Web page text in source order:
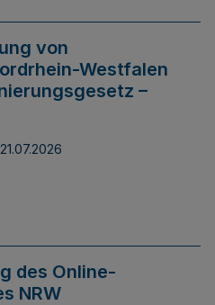
von
Westfalen
–
21.07.2026
des Online-
NRW